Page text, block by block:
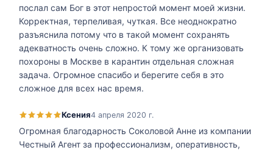
послал сам Бог в этот непростой момент моей жизни.
Корректная, терпеливая, чуткая. Все неоднократно
разъяснила потому что в такой момент сохранять
адекватность очень сложно. К тому же организовать
похороны в Москве в карантин отдельная сложная
задача. Огромное спасибо и берегите себя в это
сложное для всех нас время.
Ксения4 апреля 2020 г.
Огромная благодарность Соколовой Анне из компании
Честный Агент за профессионализм, оперативность,